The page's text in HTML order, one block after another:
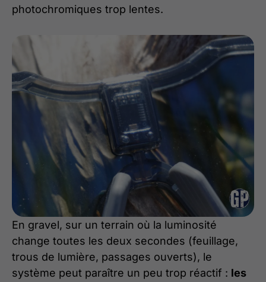
photochromiques trop lentes.
En gravel, sur un terrain où la luminosité
change toutes les deux secondes (feuillage,
trous de lumière, passages ouverts), le
système peut paraître un peu trop réactif : les